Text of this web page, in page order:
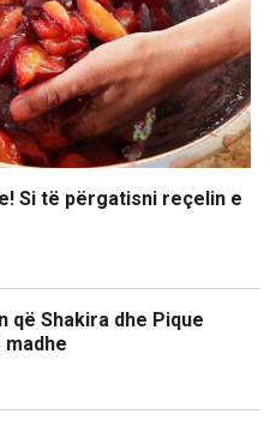
Si të përgatisni reçelin e
që Shakira dhe Pique